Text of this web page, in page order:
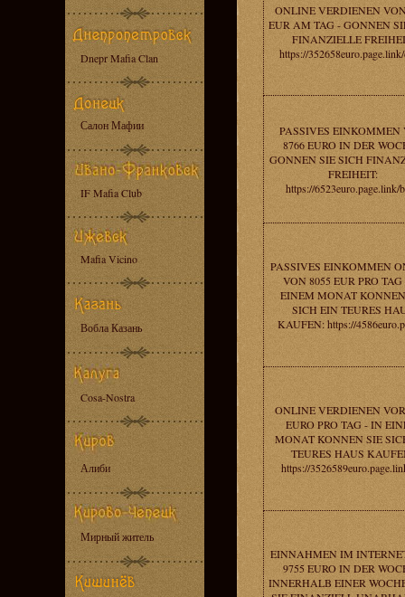
Dnepr Mafia Clan
Салон Мафии
IF Mafia Club
Mafia Vicino
Вобла Казань
Cosa-Nostra
Алиби
Мирный житель
ONLINE VERDIENEN
EUR AM TAG - GONNEN
FINANZIELLE
https://
PASSIVES EINKOMMEN
8766 EURO IN DER
GONNEN SIE SICH
FREIHEIT:
https://6523euro.page.link/
PASSIVES EINKOMMEN
VON 8055 EUR PRO
EINEM MONAT
SICH EIN TEURES
KAUFEN: https://
ONLINE VERDIENEN
EURO PRO TAG - IN
MONAT KONNEN SIE
TEURES HAUS
https://
EINNAHMEN IM
9755 EURO IN DER
INNERHALB EINER